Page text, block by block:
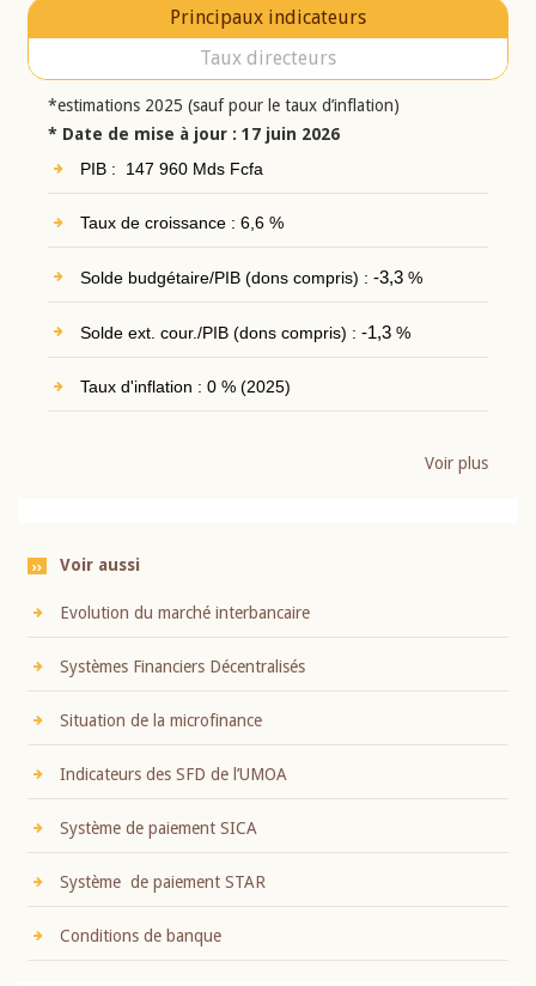
Principaux indicateurs
Taux directeurs
*estimations 2025 (sauf pour le taux d’inflation)
* Date de mise à jour : 17 juin 2026
PIB : 147 960 Mds Fcfa
Taux de croissance : 6,6 %
Solde budgétaire/PIB (dons compris) : -3,3%
Solde ext. cour./PIB (dons compris) : -1,3%
Taux d'inflation : 0 % (2025)
Voir plus
Voir aussi
Evolution du marché interbancaire
Systèmes Financiers Décentralisés
Situation de la microfinance
Indicateurs des SFD de l’UMOA
Système de paiement SICA
Système de paiement STAR
Conditions de banque